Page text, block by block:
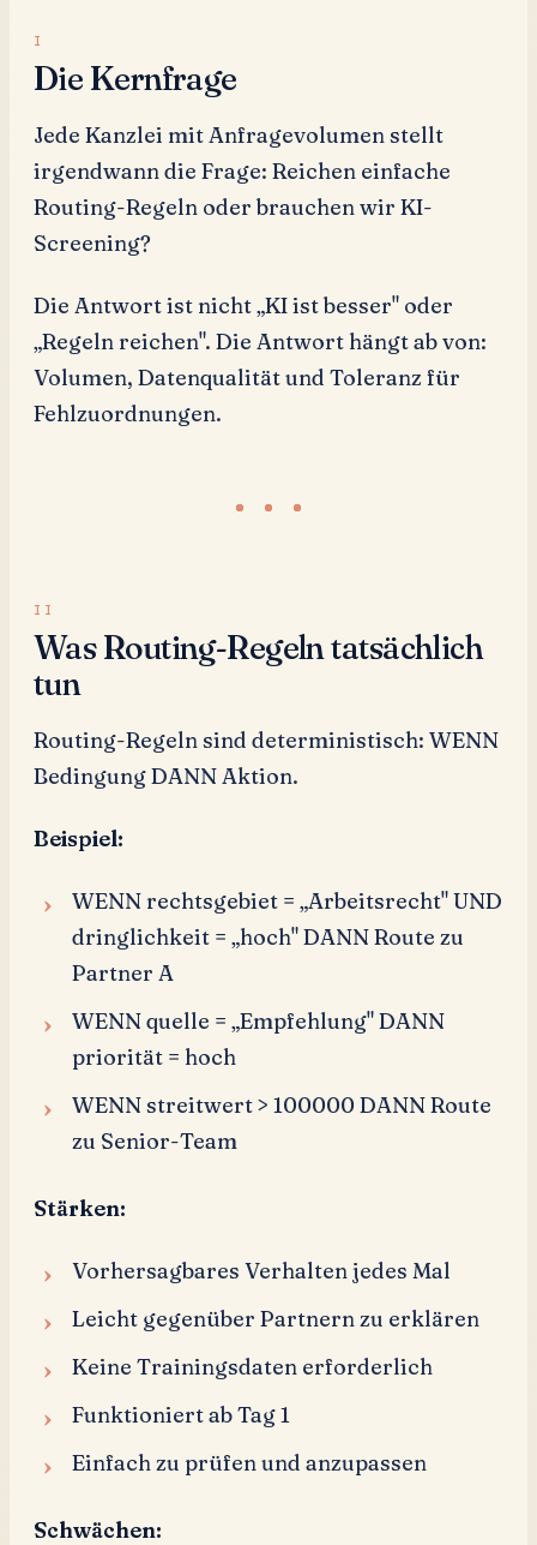
Die Kernfrage
Jede Kanzlei mit Anfragevolumen stellt
irgendwann die Frage: Reichen einfache
Routing-Regeln oder brauchen wir KI-
Screening?
Die Antwort ist nicht „KI ist besser" oder
„Regeln reichen". Die Antwort hängt ab von:
Volumen, Datenqualität und Toleranz für
Fehlzuordnungen.
Was Routing-Regeln tatsächlich
tun
Routing-Regeln sind deterministisch: WENN
Bedingung DANN Aktion.
Beispiel:
WENN rechtsgebiet = „Arbeitsrecht" UND
dringlichkeit = „hoch" DANN Route zu
Partner A
WENN quelle = „Empfehlung" DANN
priorität = hoch
WENN streitwert > 100000 DANN Route
zu Senior-Team
Stärken:
Vorhersagbares Verhalten jedes Mal
Leicht gegenüber Partnern zu erklären
Keine Trainingsdaten erforderlich
Funktioniert ab Tag 1
Einfach zu prüfen und anzupassen
Schwächen: